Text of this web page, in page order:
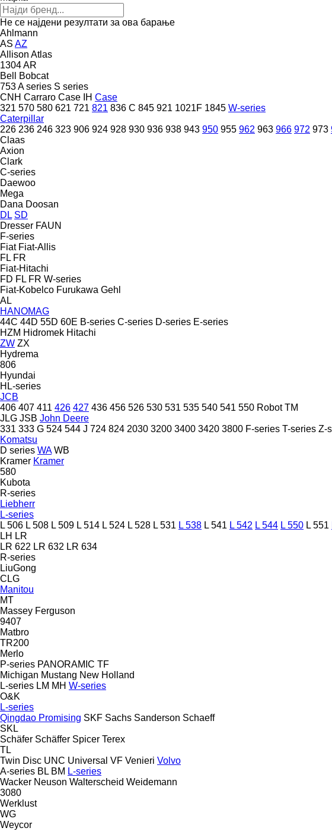
Не се најдени резултати за ова барање
Ahlmann
AS AZ
Allison Atlas
1304AR
Bell
Bobcat
753A series S series
CNH Carraro Case IH Case
321 570 580 621 721 821 836 C 845 921 1021F 1845 W-series
Caterpillar
226 236 246 323 906 924 928 930 936 938 943 950 955 962 963 966 972 973
Claas
Axion
Clark
C-series
Daewoo
Mega
Dana Doosan
DL SD
Dresser FAUN
F-series
Fiat Fiat-Allis
FL FR
Fiat-Hitachi
FD FL FR W-series
Fiat-Kobelco Furukawa Gehl
AL
HANOMAG
44C 44D 55D 60E B-series C-series D-series E-series
HZM Hidromek Hitachi
ZW ZX
Hydrema
806
Hyundai
HL-series
JCB
406 407 411 426 427 436 456 526 530 531 535 540 541 550 Robot TM
JLG JSB John Deere
331 333 G 524 544 J 724 824 2030 3200 3400 3420 3800 F-series T-series Z-
Komatsu
D series WA WB
Kramer Kramer
580
Kubota
R-series
Liebherr
L-series
L 506 L 508 L 509 L 514 L 524 L 528 L 531 L 538 L 541 L 542 L 544 L 550 L 551
LH LR
LR 622 LR 632 LR 634
R-series
LiuGong
CLG
Manitou
MT
Massey Ferguson
9407
Matbro
TR200
Merlo
P-series PANORAMIC TF
Michigan Mustang New Holland
L-series LM MH W-series
O&K
L-series
Qingdao Promising SKF Sachs Sanderson Schaeff
SKL
Schäfer Schäffer Spicer Terex
TL
Twin Disc UNC Universal VF Venieri Volvo
A-series BL BM L-series
Wacker Neuson Walterscheid Weidemann
3080
Werklust
WG
Weycor